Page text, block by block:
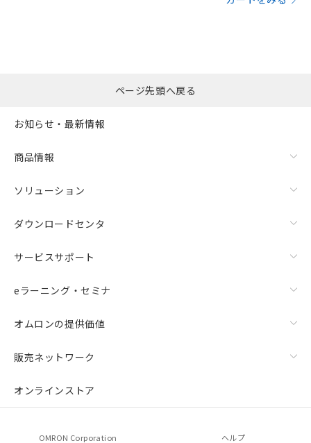
ページ先頭へ戻る
お知らせ・最新情報
商品情報
ソリューション
ダウンロードセンタ
サービスサポート
eラーニング・セミナ
オムロンの提供価値
販売ネットワーク
オンラインストア
OMRON Corporation ヘルプ